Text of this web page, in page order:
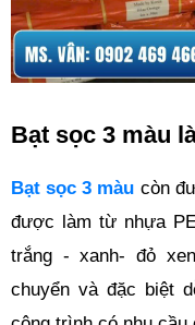
Bạt sọc 3 màu
Bạt sọc 3 màu còn
được làm từ nhựa
trắng - xanh- đỏ
chuyển và đặc biệt